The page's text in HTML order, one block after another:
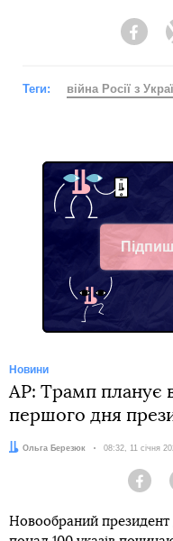
Теги: війна Росії з
Новини
AP: Трамп планує
першого дня
Автор:
Ольга Березюк Дата:
08:32, 11 січня
Новообраний президент